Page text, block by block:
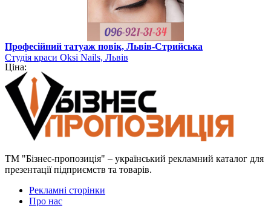
Професійний татуаж повік, Львів-Стрийська
Студія краси Oksi Nails, Львів
Ціна:
ТМ "Бізнес-пропозиція" – український рекламний каталог для
презентації підприємств та товарів.
Рекламні сторінки
Про нас